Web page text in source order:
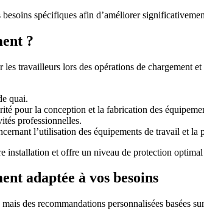
besoins spécifiques afin d’améliorer
?
travailleurs lors des opérations de chargement
quai.
pour la conception et la fabrication des
professionnelles.
l’utilisation des équipements de travail et la
installation et offre un niveau de protection
adaptée à vos besoins
des recommandations personnalisées basées